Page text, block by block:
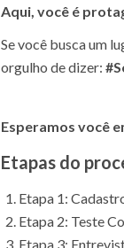
Aqui, você é
Se você busca um
orgulho de dizer:
Esperamos você
Etapas do
Etapa 1:
Etapa 2: Teste
Etapa 3: